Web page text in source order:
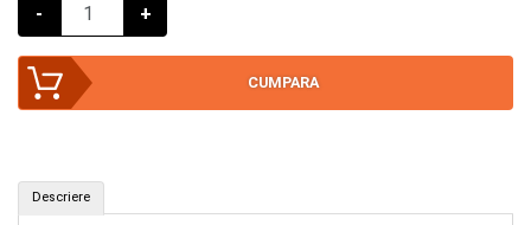
- +
CUMPARA
Mini bug și localizator GPS (ID: B39)
Descriere